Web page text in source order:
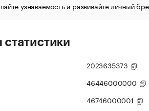
узнаваемость и развивайте личный
статистики
2023635373
46446000000
46746000001